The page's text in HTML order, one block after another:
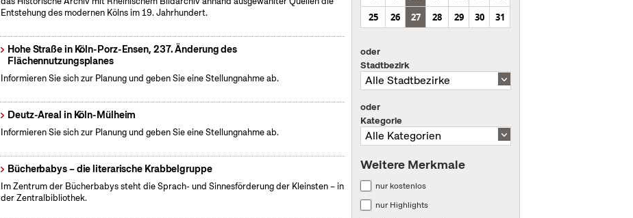
Entstehung des modernen Kölns im 19. Jahrhundert.
Hohe Straße in Köln-Porz-Ensen, 237. Änderung des
Flächennutzungsplanes
Informieren Sie sich zur Planung und geben Sie eine Stellungnahme ab.
Deutz-Areal in Köln-Mülheim
Informieren Sie sich zur Planung und geben Sie eine Stellungnahme ab.
Bücherbabys – die literarische Krabbelgruppe
Im Zentrum der Bücherbabys steht die Sprach- und Sinnesförderung der Kleinsten – in
der Zentralbibliothek.
25
26 27 28 29 30 31
oder
Stadtbezirk
oder
Kategorie
Weitere Merkmale
nur kostenlos
nur Highlights